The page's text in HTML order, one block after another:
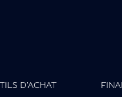
D’ACHAT